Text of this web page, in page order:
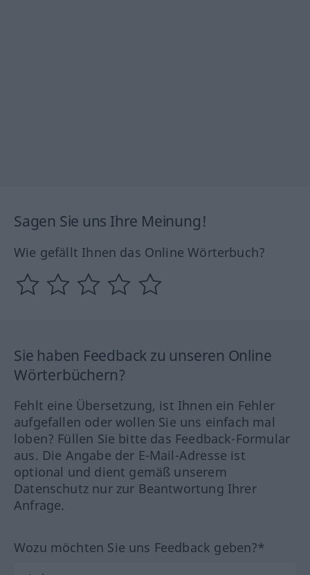
Sagen Sie uns Ihre Meinung!
Wie gefällt Ihnen das Online Wörterbuch?
Sie haben Feedback zu unseren Online
Wörterbüchern?
Fehlt eine Übersetzung, ist Ihnen ein Fehler
aufgefallen oder wollen Sie uns einfach mal
loben? Füllen Sie bitte das Feedback-Formular
aus. Die Angabe der E-Mail-Adresse ist
optional und dient gemäß unserem
Datenschutz nur zur Beantwortung Ihrer
Anfrage.
Wozu möchten Sie uns Feedback geben?*